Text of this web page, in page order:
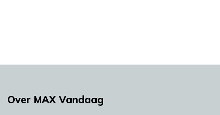
Over MAX Vandaag